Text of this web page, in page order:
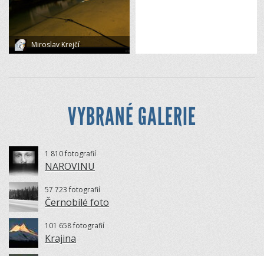
Miroslav Krejčí
VYBRANÉ GALERIE
1 810 fotografií
NAROVINU
57 723 fotografií
Černobílé foto
101 658 fotografií
Krajina